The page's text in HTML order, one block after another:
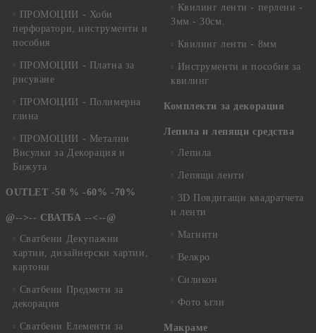
ПРОМОЦИИ - Хоби
перфоратори, инструменти и
пособия
ПРОМОЦИИ - Платна за
рисуване
ПРОМОЦИИ - Полимерна
глина
ПРОМОЦИИ - Метални
Висулки за Декорация и
Бижута
OUTLET -50 % -60% -70%
@-->-- СВАТБА --<--@
Сватбени Декупажни
хартии, дизайнерски хартии,
картони
Сватбени Предмети за
декорация
Сватбени Елементи за
Квилинг ленти - перлени -
3мм - 30см.
Квилинг ленти - 8мм
Инструменти и пособия за
квилинг
Комплекти за декорация
Лепила и лепящи средства
Лепила
Лепящи ленти
3D Повдигащи квадратчета
и ленти
Магнити
Велкро
Силикон
Фото ъгли
Макраме